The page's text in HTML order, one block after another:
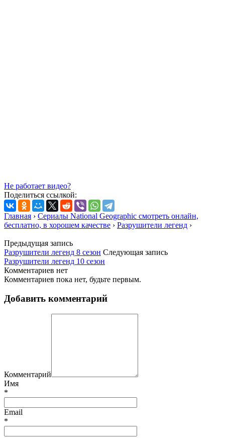
Не работает видео?
Поделиться ссылкой:
Главная › Сериалы National Geographic смотреть онлайн,
бесплатно, в хорошем качестве › Разрушители легенд ›
Предыдущая запись
Разрушители легенд 8 сезон Следующая запись
Разрушители легенд 10 сезон
Комментариев нет
Комментариев пока нет, будьте первым.
Добавить комментарий
Комментарий
Имя
*
Email
*